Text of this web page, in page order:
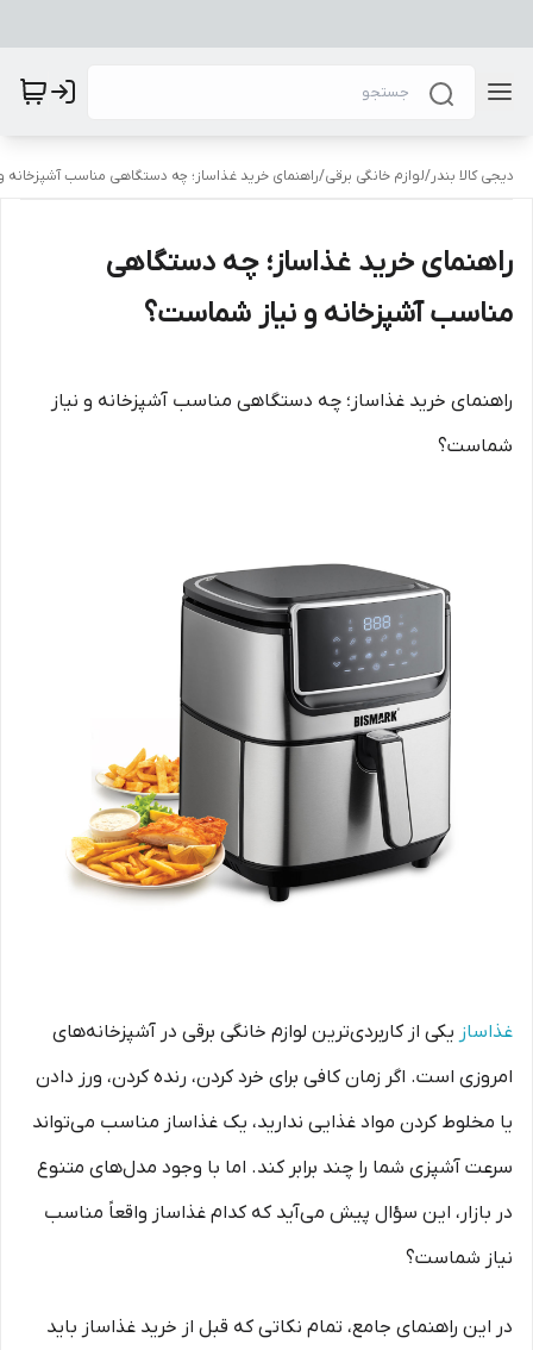
دیجی کالا بندر/لوازم خانگی برقی/راهنمای خرید غذاساز؛ چه دستگاهی مناسب
راهنمای خرید غذاساز؛ چه دستگاهی
مناسب آشپزخانه و نیاز شماست؟
راهنمای خرید غذاساز؛ چه دستگاهی مناسب آشپزخانه و نیاز
شماست؟
غذاساز یکی از کاربردی‌ترین لوازم خانگی برقی در آشپزخانه‌های
امروزی است. اگر زمان کافی برای خرد کردن، رنده کردن، ورز دادن
یا مخلوط کردن مواد غذایی ندارید، یک غذاساز مناسب می‌تواند
سرعت آشپزی شما را چند برابر کند. اما با وجود مدل‌های متنوع
در بازار، این سؤال پیش می‌آید که کدام غذاساز واقعاً مناسب
نیاز شماست؟
در این راهنمای جامع، تمام نکاتی که قبل از خرید غذاساز باید